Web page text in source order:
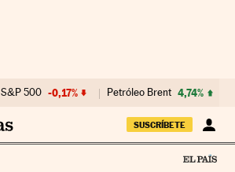
S&P 500 -0,17% Petróleo Brent 4,74%
SUSCRÍBETE